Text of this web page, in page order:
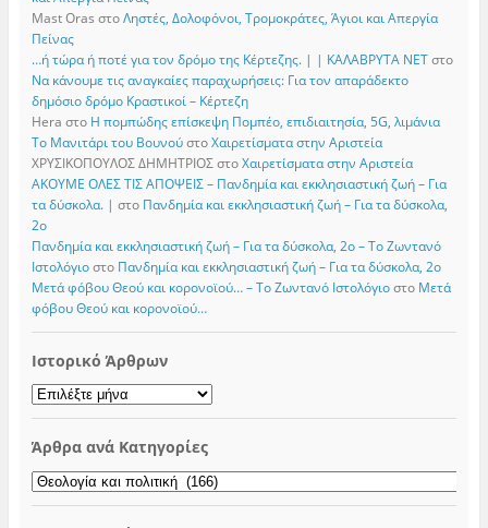
Mast Oras στοΛηστές, Δολοφόνοι, Τρομοκράτες, Άγιοι και Απεργία
Πείνας
…ή τώρα ή ποτέ για τον δρόμο της Κέρτεζης. | | ΚΑΛΑΒΡΥΤΑ ΝΕΤστο
Να κάνουμε τις αναγκαίες παραχωρήσεις: Για τον απαράδεκτο
δημόσιο δρόμο Κραστικοί – Κέρτεζη
Hera στο Η πομπώδης επίσκεψη Πομπέο, επιδιαιτησία, 5G, λιμάνια
Το Μανιτάρι του ΒουνούστοΧαιρετίσματα στην Αριστεία
ΧΡΥΣΙΚΟΠΟΥΛΟΣ ΔΗΜΗΤΡΙΟΣστοΧαιρετίσματα στην Αριστεία
ΑΚΟΥΜΕ ΟΛΕΣ ΤΙΣ ΑΠΟΨΕΙΣ – Πανδημία και εκκλησιαστική ζωή – Για
τα δύσκολα. | στο Πανδημία και εκκλησιαστική ζωή – Για τα δύσκολα,
2ο
Πανδημία και εκκλησιαστική ζωή – Για τα δύσκολα, 2ο – Το Zωντανό
Iστολόγιοστο Πανδημία και εκκλησιαστική ζωή – Για τα δύσκολα, 2ο
Μετά φόβου Θεού και κορονοϊού… – Το Zωντανό Iστολόγιοστο Μετά
φόβου Θεού και κορονοϊού…
Ιστορικό Άρθρων
Ιστορικό
Άρθρων
Άρθρα ανά Κατηγορίες
Άρθρα
ανά